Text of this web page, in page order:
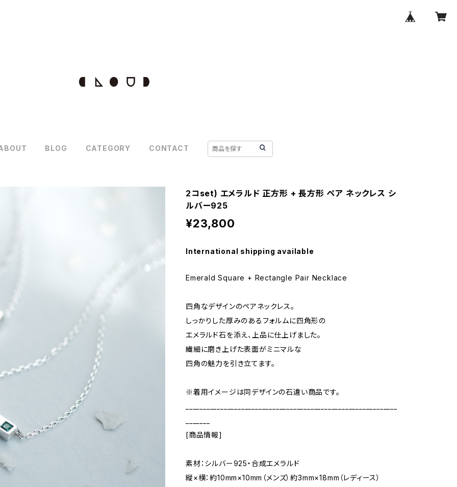
BLOG CATEGORY CONTACT
2コset) エメラルド 正方形 + 長方形 ペア ネックレス シ
ルバー925
¥23,800
International shipping available
Emerald Square + Rectangle Pair Necklace
四角なデザインのペアネックレス。
しっかりした厚みのあるフォルムに四角形の
エメラルド石を添え、上品に仕上げました。
繊細に磨き上げた表面がミニマルな
四角の魅力を引き立てます。
※着用イメージは同デザインの石違い商品です。
[商品情報]
素材：シルバー925・合成エメラルド
縦×横：約10mm×10mm（メンズ）約3mm×18mm（レディース）